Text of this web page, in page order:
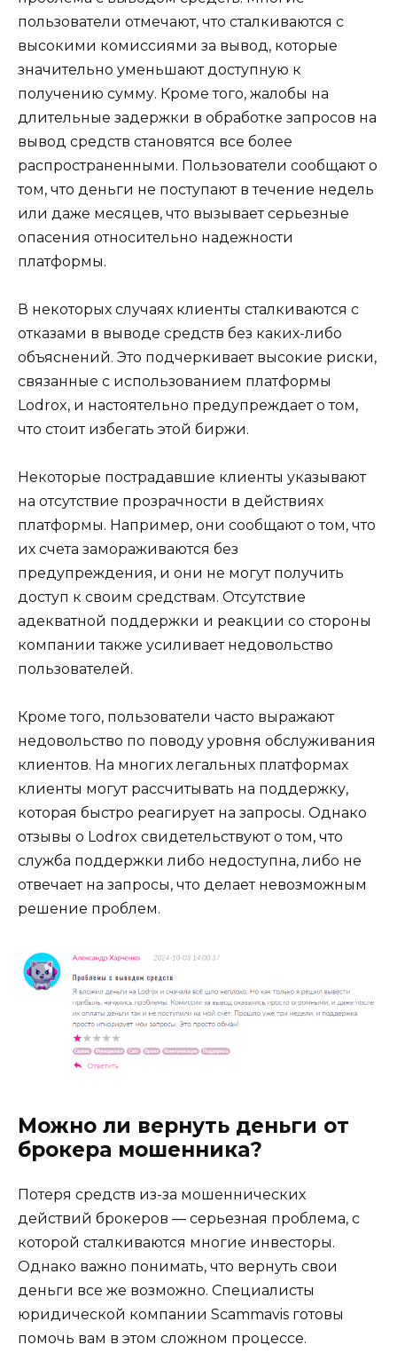
пользователи отмечают, что сталкиваются с
высокими комиссиями за вывод, которые
значительно уменьшают доступную к
получению сумму. Кроме того, жалобы на
длительные задержки в обработке запросов на
вывод средств становятся все более
распространенными. Пользователи сообщают о
том, что деньги не поступают в течение недель
или даже месяцев, что вызывает серьезные
опасения относительно надежности
платформы.
В некоторых случаях клиенты сталкиваются с
отказами в выводе средств без каких-либо
объяснений. Это подчеркивает высокие риски,
связанные с использованием платформы
Lodrox, и настоятельно предупреждает о том,
что стоит избегать этой биржи.
Некоторые пострадавшие клиенты указывают
на отсутствие прозрачности в действиях
платформы. Например, они сообщают о том, что
их счета замораживаются без
предупреждения, и они не могут получить
доступ к своим средствам. Отсутствие
адекватной поддержки и реакции со стороны
компании также усиливает недовольство
пользователей.
Кроме того, пользователи часто выражают
недовольство по поводу уровня обслуживания
клиентов. На многих легальных платформах
клиенты могут рассчитывать на поддержку,
которая быстро реагирует на запросы. Однако
отзывы о Lodrox свидетельствуют о том, что
служба поддержки либо недоступна, либо не
отвечает на запросы, что делает невозможным
решение проблем.
Можно ли вернуть деньги от
брокера мошенника?
Потеря средств из-за мошеннических
действий брокеров — серьезная проблема, с
которой сталкиваются многие инвесторы.
Однако важно понимать, что вернуть свои
деньги все же возможно. Специалисты
юридической компании Scammavis готовы
помочь вам в этом сложном процессе.